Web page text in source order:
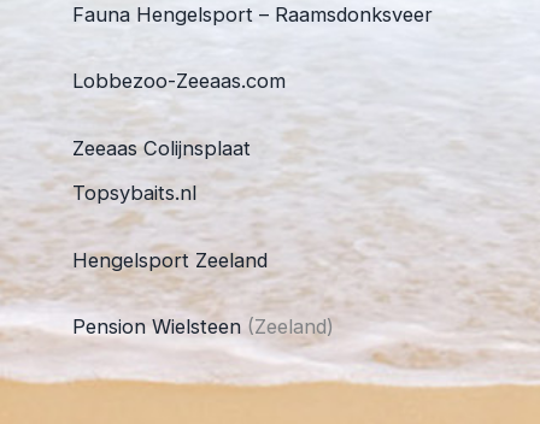
Fauna Hengelsport – Raamsdonksveer
Lobbezoo-Zeeaas.com
Zeeaas Colijnsplaat
Topsybaits.nl
Hengelsport Zeeland
Pension Wielsteen (Zeeland)